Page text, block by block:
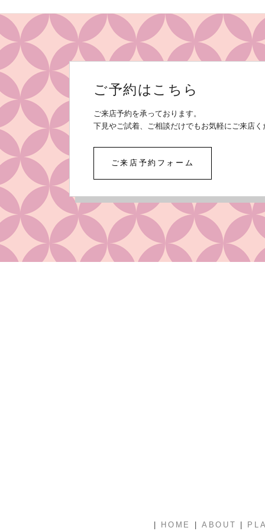
ご予約はこちら
ご来店予約を承っております。
下見やご試着、ご相談だけでもお気軽にご来店
ご来店予約フォーム
| HOME |ABOUT |